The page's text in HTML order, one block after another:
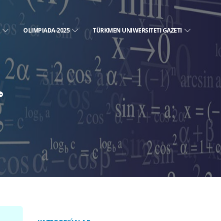
OLIMPIADA-2025 TÜRKMEN UNIWERSITETI GAZETI